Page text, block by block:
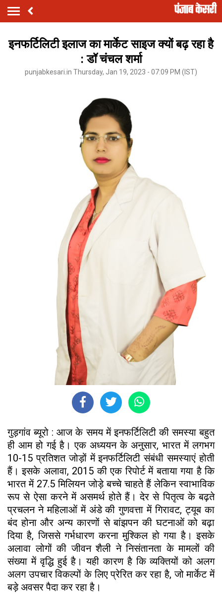
इनफर्टिलिटी इलाज का मार्केट साइज क्यों बढ़ रहा है
: डॉ चंचल शर्मा
punjabkesari.in Thursday, Jan 19, 2023 - 07:09 PM (IST)
गुड़गांव ब्यूरो : आज के समय में इनफर्टिलिटी की समस्या बहुत
ही आम हो गई है। एक अध्ययन के अनुसार, भारत में लगभग
10-15 प्रतिशत जोड़ों में इनफर्टिलिटी संबंधी समस्याएं होती
हैं। इसके अलावा, 2015 की एक रिपोर्ट में बताया गया है कि
भारत में 27.5 मिलियन जोड़े बच्चे चाहते हैं लेकिन स्वाभाविक
रूप से ऐसा करने में असमर्थ होते हैं। देर से पितृत्व के बढ़ते
प्रचलन ने महिलाओं में अंडे की गुणवत्ता में गिरावट, ट्यूब का
बंद होना और अन्य कारणों से बांझपन की घटनाओं को बढ़ा
दिया है, जिससे गर्भधारण करना मुश्किल हो गया है। इसके
अलावा लोगों की जीवन शैली ने निसंतानता के मामलों की
संख्या में वृद्धि हुई है। यही कारण है कि व्यक्तियों को अलग
अलग उपचार विकल्पों के लिए प्रेरित कर रहा है, जो मार्केट में
बड़े अवसर पैदा कर रहा है।